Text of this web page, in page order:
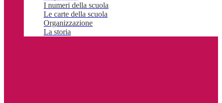
I numeri della scuola
Le carte della scuola
Organizzazione
La storia